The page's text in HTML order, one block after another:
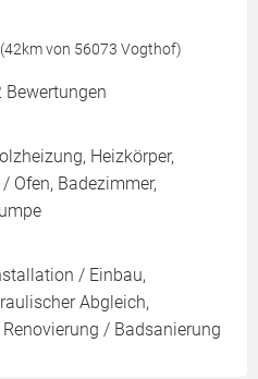
von 56073 Vogthof)
Bewertungen
Heizkörper,
Ofen, Badezimmer,
/ Einbau,
Abgleich,
/ Badsanierung